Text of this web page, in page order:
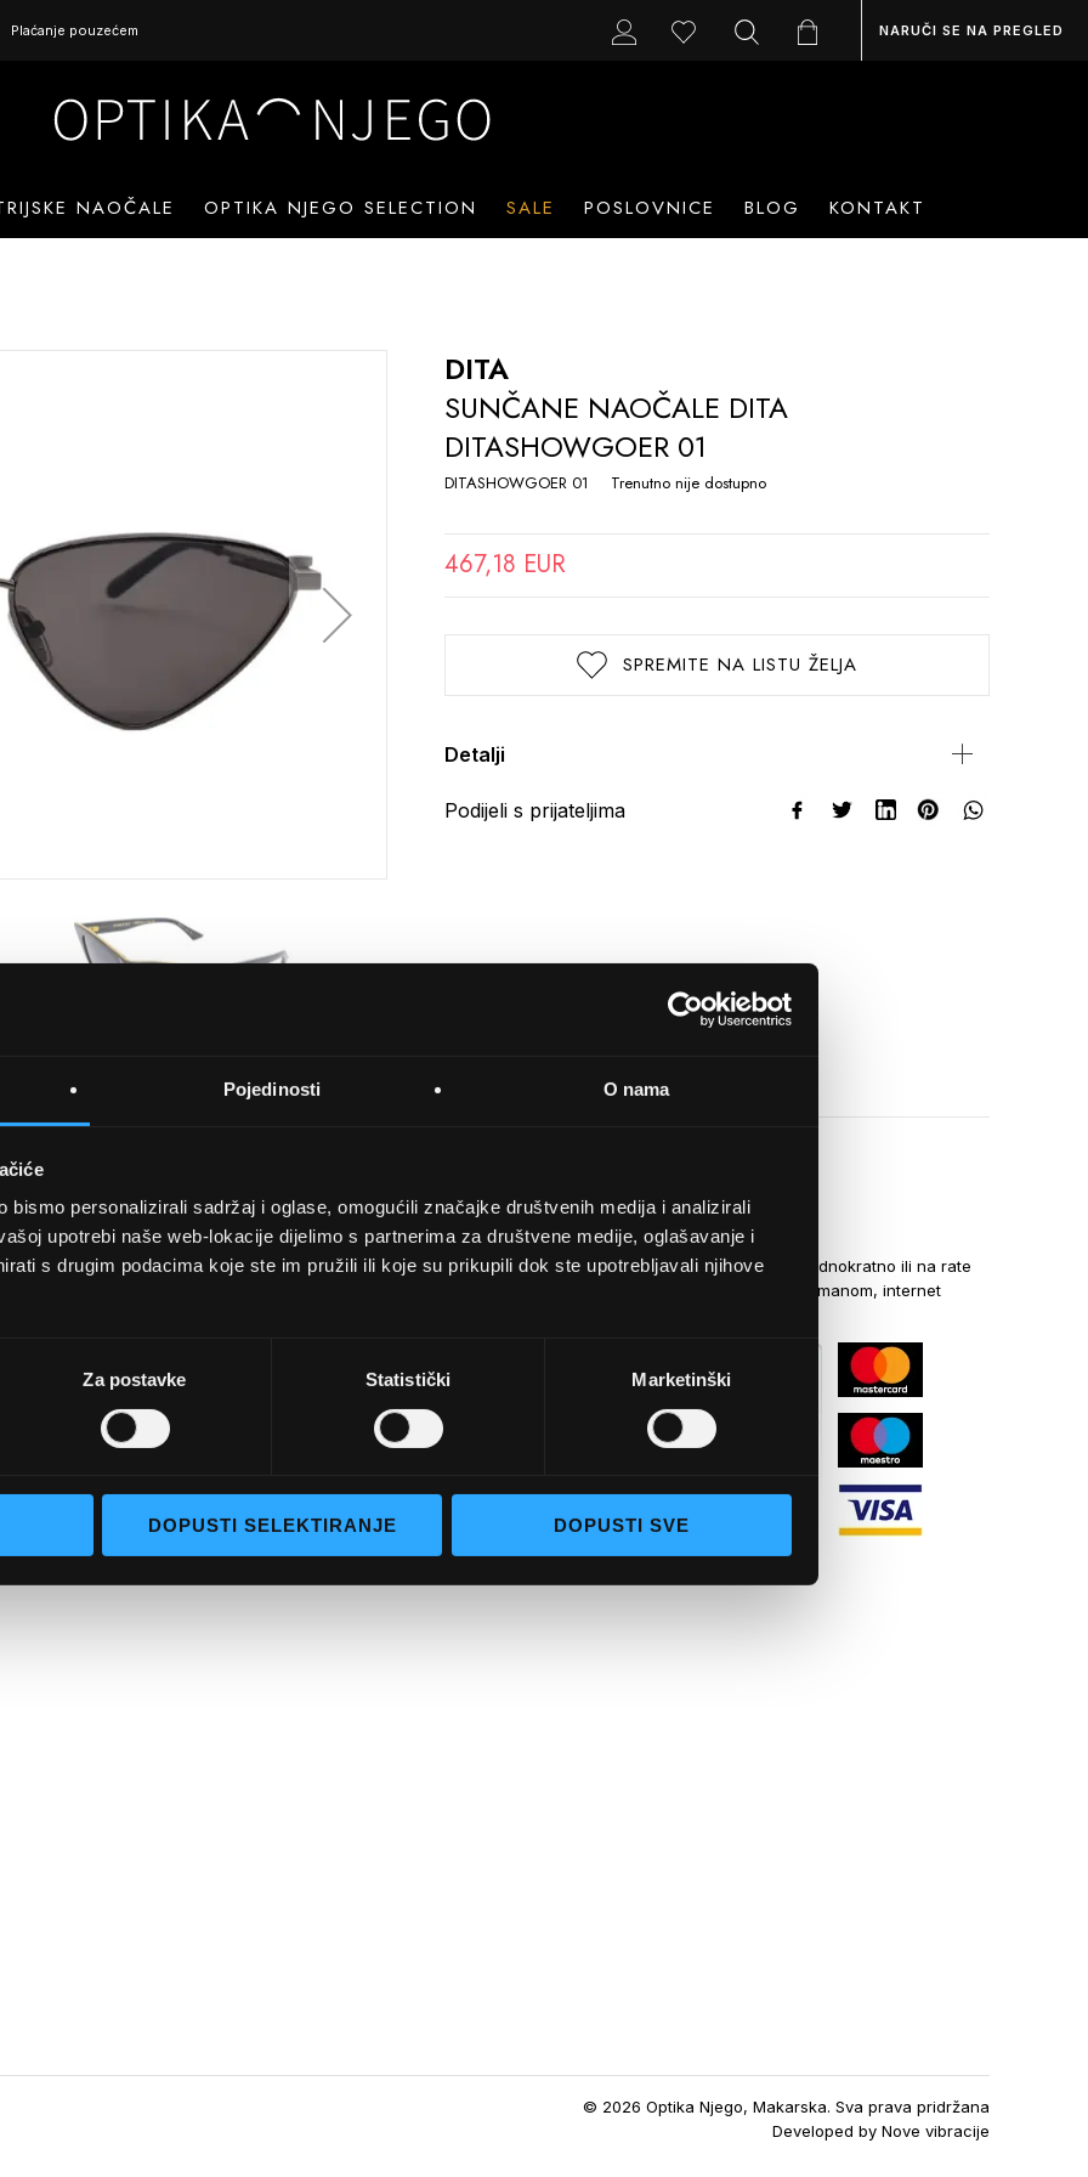
Pojedinosti O nama
bismo personalizirali sadržaj i oglase, omogućili značajke društvenih medija i analizirali
upotrebi naše web-lokacije dijelimo s partnerima za društvene medije, oglašavanje i
s drugim podacima koje ste im pružili ili koje su prikupili dok ste upotrebljavali njihove
Za postavke Statistički Marketinški
DOPUSTI SELEKTIRANJE DOPUSTI SVE
Plaćanje pouzećem NARUČI SE NA PREGLED
NAOČALE OPTIKA NJEGO SELECTION SALE POSLOVNICE BLOG KONTAKT
DITA
SUNČANE NAOČALE DITA
DITASHOWGOER 01
DITASHOWGOER 01 Trenutno nije dostupno
467,18 EUR
SPREMITE NA LISTU ŽELJA
Detalji
Podijeli s prijateljima
selection
UVJETI KUPNJE
Opći uvjeti poslovanja
Napredno pretraživanje
Narudžbe i povrati
NAČINI PLAĆANJA
Kreditnim karticama jednokratno ili na rate
općom uplatnicom, virmanom, internet
© 2026 Optika Njego, Makarska. Sva prava pridržana
Developed byNove vibracije